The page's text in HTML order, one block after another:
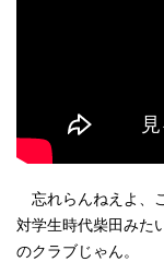
忘れらんねえよ、
対学生時代柴田みた
のクラブじゃん。